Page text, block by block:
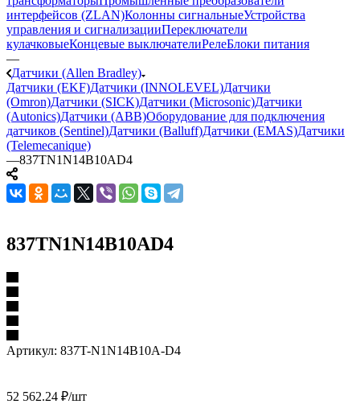
интерфейсов (ZLAN)Колонны сигнальныеУстройства
управления и сигнализацииПереключатели
кулачковыеКонцевые выключателиРелеБлоки питания
—
Датчики (Allen Bradley)
Датчики (EKF)Датчики (INNOLEVEL)Датчики
(Omron)Датчики (SICK)Датчики (Microsonic)Датчики
(Autonics)Датчики (ABB)Оборудование для подключения
датчиков (Sentinel)Датчики (Balluff)Датчики (EMAS)Датчики
(Telemecanique)
—837TN1N14B10AD4
837TN1N14B10AD4
Артикул: 837T-N1N14B10A-D4
52 562.24 ₽/шт